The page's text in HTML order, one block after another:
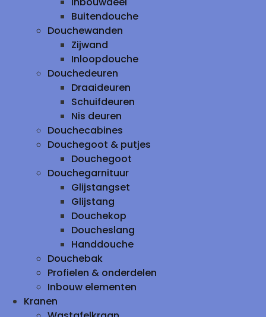
Buitendouche
Douchewanden
Zijwand
Inloopdouche
Douchedeuren
Draaideuren
Schuifdeuren
Nis deuren
Douchecabines
Douchegoot & putjes
Douchegoot
Douchegarnituur
Glijstangset
Glijstang
Douchekop
Doucheslang
Handdouche
Douchebak
Profielen & onderdelen
Inbouw elementen
Kranen